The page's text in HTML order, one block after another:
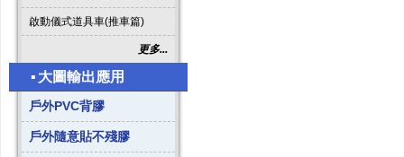
啟動儀式道具車(推車篇)
更多...
▪ 大圖輸出應用
戶外PVC背膠
戶外隨意貼不殘膠